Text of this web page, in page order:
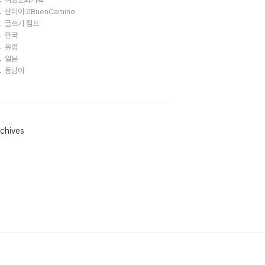
산티아고BuenCamino
글쓰기 캠프
한국
유럽
일본
동남아